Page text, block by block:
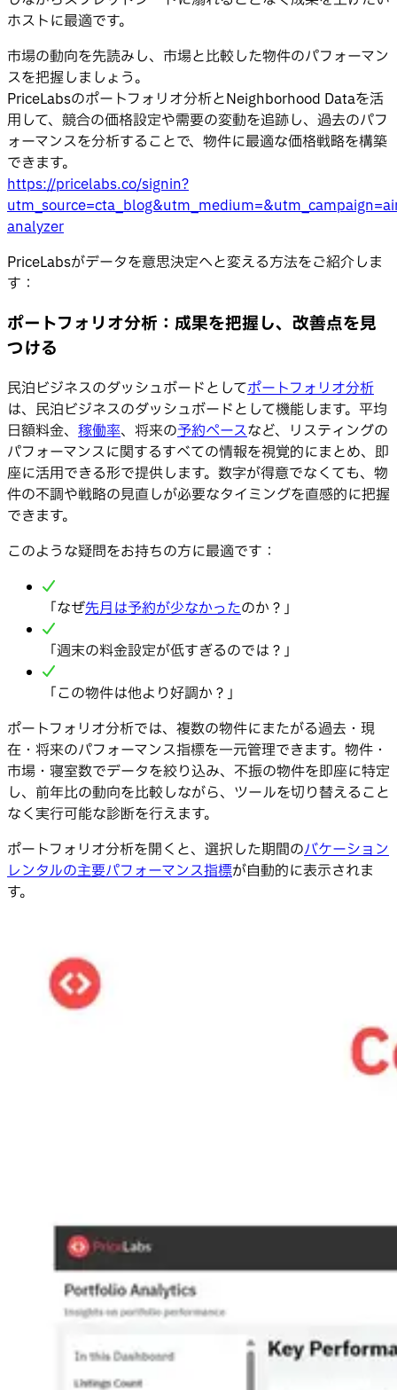
ホストに最適です。
市場の動向を先読みし、市場と比較した物件のパフォーマン
スを把握しましょう。
PriceLabsのポートフォリオ分析とNeighborhood Dataを活
用して、競合の価格設定や需要の変動を追跡し、過去のパフ
ォーマンスを分析することで、物件に最適な価格戦略を構築
できます。
https://pricelabs.co/signin?
analyzer
PriceLabsがデータを意思決定へと変える方法をご紹介しま
す：
ポートフォリオ分析：成果を把握し、改善点を見
つける
民泊ビジネスのダッシュボードとしてポートフォリオ分析
は、民泊ビジネスのダッシュボードとして機能します。平均
日額料金、 稼働率、将来の予約ペースなど、リスティングの
パフォーマンスに関するすべての情報を視覚的にまとめ、即
座に活用できる形で提供します。数字が得意でなくても、物
件の不調や戦略の見直しが必要なタイミングを直感的に把握
できます。
このような疑問をお持ちの方に最適です：
「なぜ先月は予約が少なかったのか？」
「週末の料金設定が低すぎるのでは？」
「この物件は他より好調か？」
ポートフォリオ分析では、複数の物件にまたがる過去・現
在・将来のパフォーマンス指標を一元管理できます。物件・
市場・寝室数でデータを絞り込み、不振の物件を即座に特定
し、前年比の動向を比較しながら、ツールを切り替えること
なく実行可能な診断を行えます。
ポートフォリオ分析を開くと、選択した期間のバケーション
レンタルの主要パフォーマンス指標が自動的に表示されま
す。